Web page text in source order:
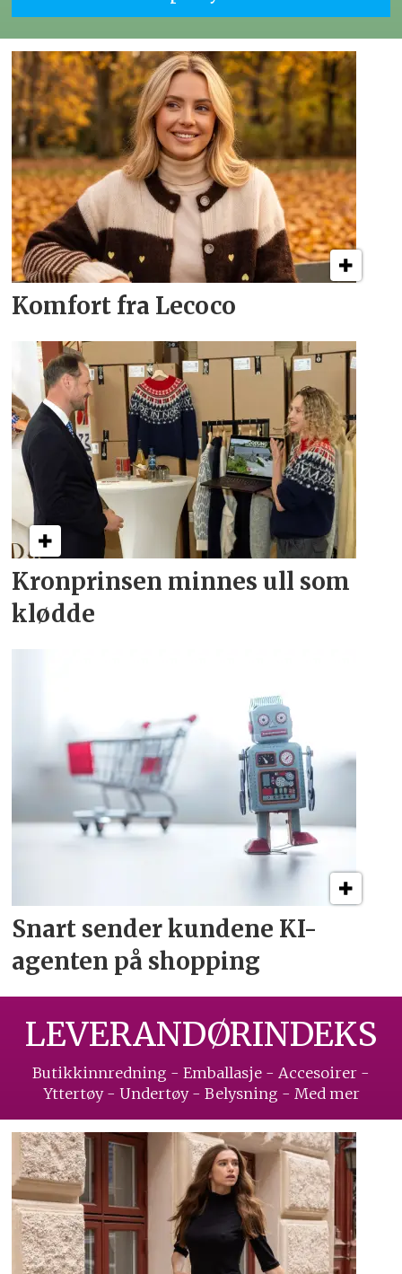
Komfort fra Lecoco
Kronprinsen minnes ull som
klødde
Snart sender kundene KI-
agenten på shopping
LEVERANDØRINDEKS
Butikkinnredning - Emballasje - Accesoirer -
Yttertøy - Undertøy - Belysning - Med mer